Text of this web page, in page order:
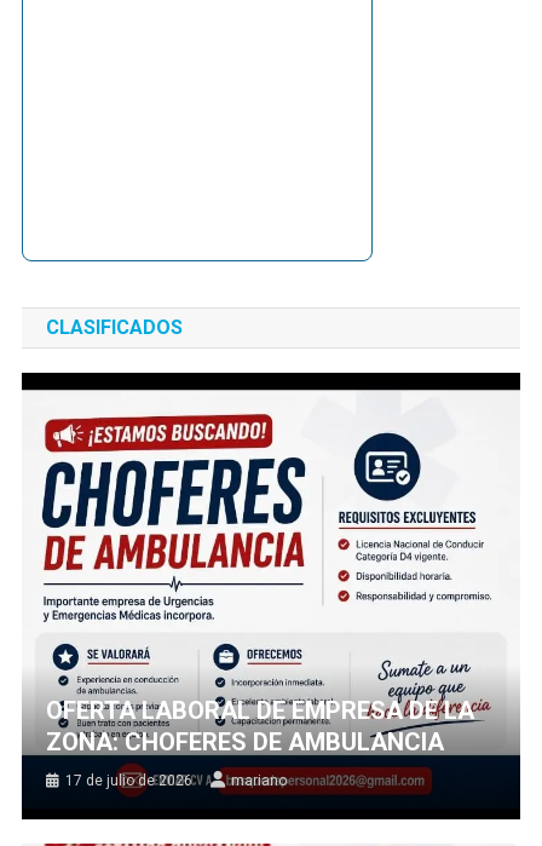
CLASIFICADOS
OFERTA LABORAL DE EMPRESA DE LA
ZONA: CHOFERES DE AMBULANCIA
17 de julio de 2026 mariano